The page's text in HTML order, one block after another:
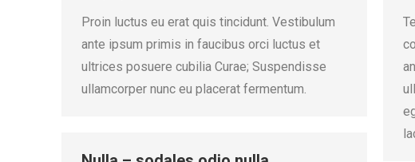
Proin luctus eu erat quis tincidunt. Vestibulum
ante ipsum primis in faucibus orci luctus et
ultrices posuere cubilia Curae; Suspendisse
ullamcorper nunc eu placerat fermentum.